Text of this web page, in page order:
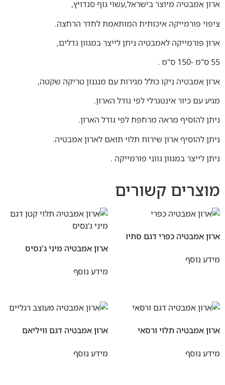
ארון אמבטיה מיוצר בישראל,עשוי גוף סנדויץ,
ציפוי פורמייקה איכותית המותאמת לחדר הרחצה.
ארון פורמייקה לאמבטיה ניתן לייצר במגוון גדלים,
55 ס"מ -150 ס"מ .
ארון אמבטיה ניקו כולל מגירות עם מנגנון טריקה שקטה,
מגיע עם כיור אינטגרלי לפי גודל הארון.
ניתן להוסיף מראה מרחפת לפי גודל הארון.
ניתן להוסיף ארון שירות תלוי תואם לארון אמבטיה.
ניתן לייצר במגוון גווני פורמייקה .
מוצרים קשורים
ארון אמבטיה כפרי דגם סתיו
מידע נוסף
ארון אמבטיה מיני ג'נסיס
מידע נוסף
ארון אמבטיה תלוי ורסאי
מידע נוסף
ארון אמבטיה דגם וויליאם
מידע נוסף